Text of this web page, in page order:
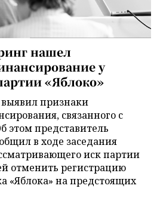
нашел
у
«Яблоко»
признаки
связанного с
этом представитель
в ходе заседания
иск партии
отменить регистрацию
«Яблока» на предстоящих